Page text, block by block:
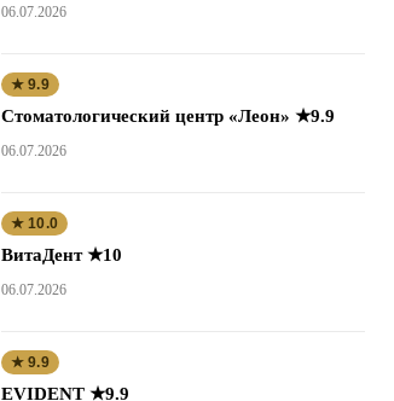
06.07.2026
★ 9.9
Стоматологический центр «Леон» ★9.9
06.07.2026
★ 10.0
ВитаДент ★10
06.07.2026
★ 9.9
EVIDENT ★9.9